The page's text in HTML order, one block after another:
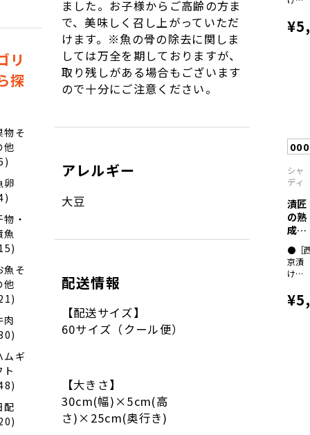
リ
探
物そ
他
卵
物・
魚
魚そ
他
肉
ムギ
ト
配
ました。お子様からご高齢の方ま
で、美味しく召し上がっていただ
けます。※魚の骨の除去に関しま
しては万全を期しておりますが、
取り残しがある場合もございます
ので十分にご注意ください。
アレルギー
大豆
配送情報
【配送サイズ】
60サイズ（クール便）
【大きさ】
30cm(幅)×5cm(高
さ)×25cm(奥行き)
て骨
取り
鯛・
赤甘
け］
真
鯛・
赤甘
鯛・
姫鯛
各６
０ｇ
×各
１
（全
て骨
切り
身）
シャ
ディ
漬匠
の熟
成
西京
漬...
●［
京漬
け］
ホッ
ケ・